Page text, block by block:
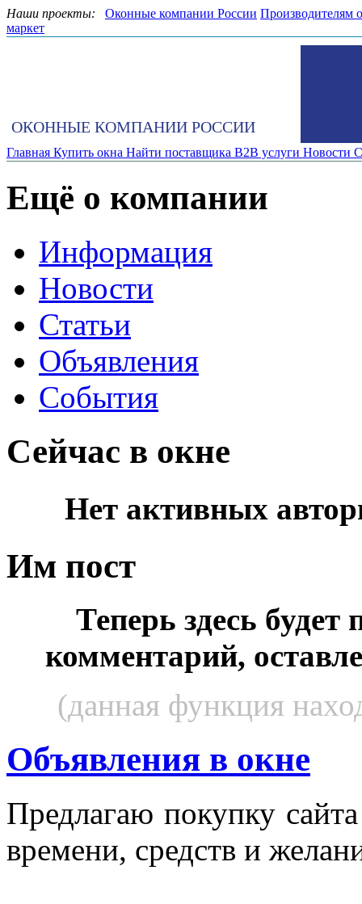
Наши проекты: Оконные компании России Производителям
маркет
ОКОННЫЕ КОМПАНИИ РОССИИ
Главная Купить окна Найти поставщика B2B услуги Новости
Ещё о компании
Информация
Новости
Статьи
Объявления
События
Сейчас в окне
Нет активных
Им пост
Теперь здесь будет
комментарий,
(данная функция
Объявления в окне
Пред­ла­гаю по­куп­ку
вре­мени, средств и